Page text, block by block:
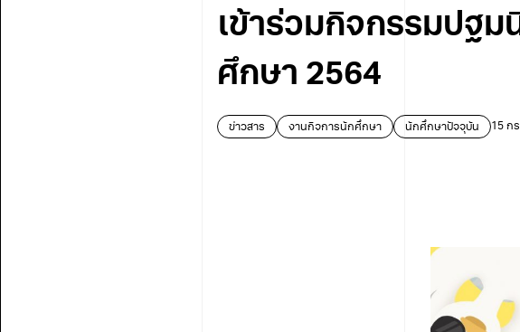
เข้าร่วมกิจกรรมปฐม
ศึกษา 2564
ข่าวสาร งานกิจการนักศึกษา นักศึกษาปัจจุบัน 15 ก